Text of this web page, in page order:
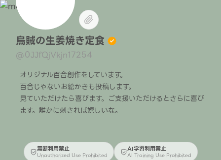
烏賊の生姜焼き定食
@0JJfQjVkjn17254
オリジナル百合創作をしています。
百合じゃないお絵かきも投稿します。
見ていただけたら喜びます。ご支援いただけるとさらに喜び
ます。誰かに刺されば嬉しいな。
無断利用禁止
Unauthorized Use Prohibited
AI学習利用禁止
AI Training Use Prohibited